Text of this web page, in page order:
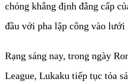
chóng khẳng định đẳng cấp
đầu với pha lập công vào
Rạng sáng nay, trong ngày
League, Lukaku tiếp tục tỏa